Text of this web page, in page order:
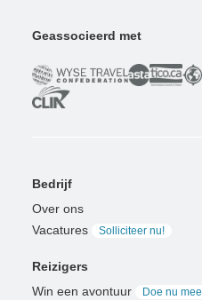
Geassocieerd met
Bedrijf
Over ons
Vacatures
Solliciteer nu!
Reizigers
Win een avontuur
Doe nu